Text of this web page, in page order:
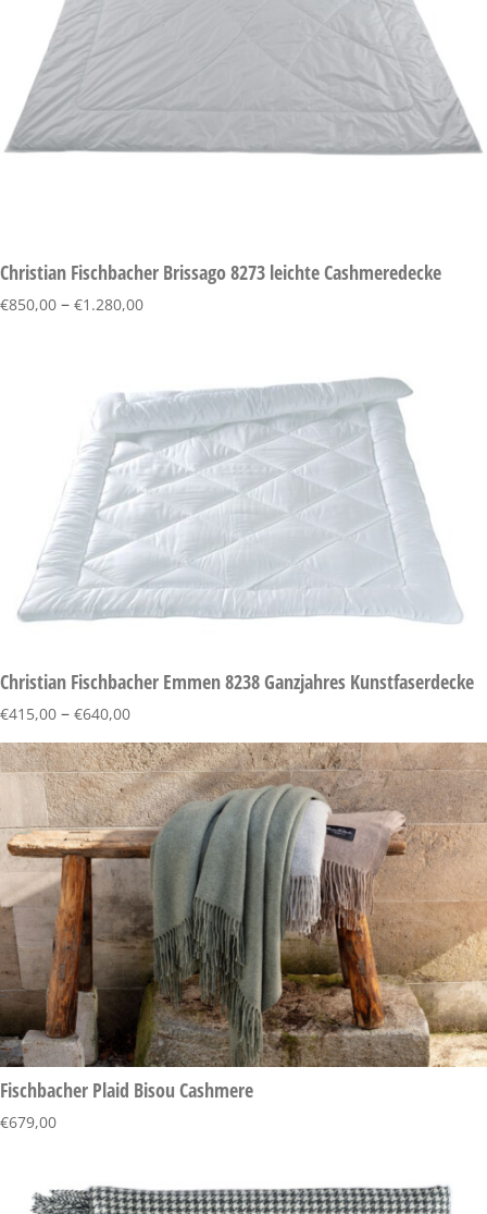
Christian Fischbacher Brissago 8273 leichte Cashmeredecke
€850,00 – €1.280,00
Christian Fischbacher Emmen 8238 Ganzjahres Kunstfaserdecke
€415,00 – €640,00
Fischbacher Plaid Bisou Cashmere
€679,00